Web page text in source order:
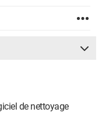
de nettoyage